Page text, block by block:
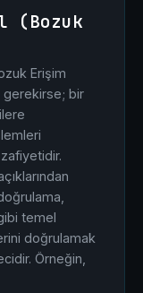
(Bozuk
Erişim
gerekirse; bir
temel
doğrulamak
Örneğin,